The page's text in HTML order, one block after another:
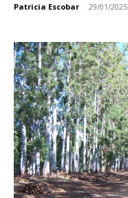
Patricia Escobar - 29/01/2025